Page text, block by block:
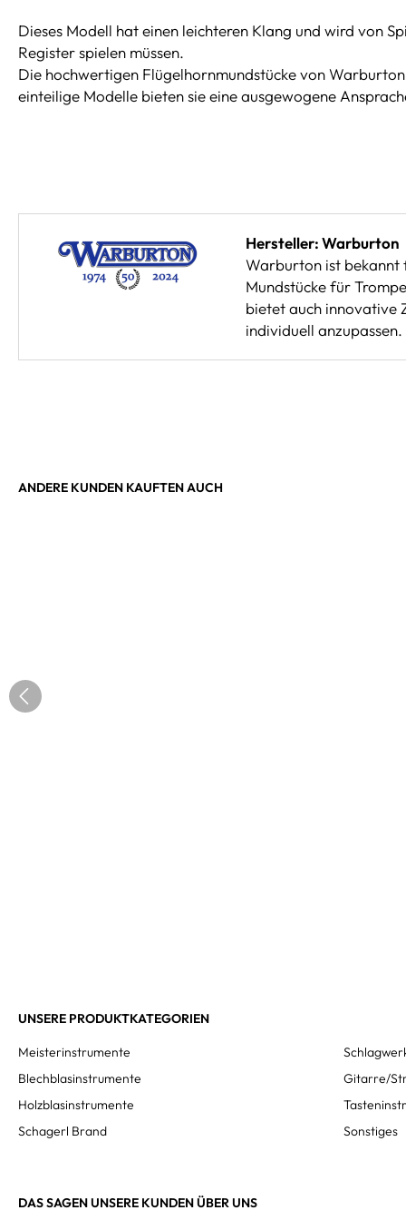
Dieses Modell hat einen leichteren Klang und wird von
Register spielen müssen.
Die hochwertigen Flügelhornmundstücke von
einteilige Modelle bieten sie eine ausgewogene
Hersteller: Warburton
Warburton ist bekannt
Mundstücke für
bietet auch innovative
individuell anzupassen.
ANDERE KUNDEN KAUFTEN AUCH
UNSERE PRODUKTKATEGORIEN
Meisterinstrumente
Blechblasinstrumente
Holzblasinstrumente
Schagerl Brand
Gitarre/
Sonstiges
DAS SAGEN UNSERE KUNDEN ÜBER UNS